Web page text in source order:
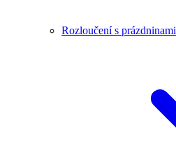
Rozloučení s prázdninami